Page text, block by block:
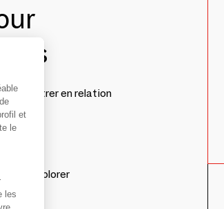
de rentrer en relation
à explorer
et
le
les